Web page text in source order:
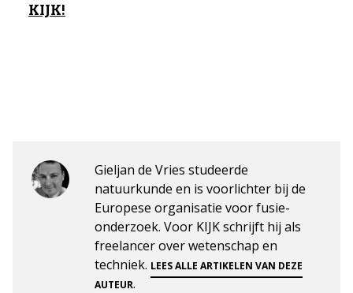
KIJK!
Gieljan de Vries studeerde
natuurkunde en is voorlichter bij de
Europese organisatie voor fusie-
onderzoek. Voor KIJK schrijft hij als
freelancer over wetenschap en
techniek. LEES ALLE ARTIKELEN VAN DEZE
AUTEUR.